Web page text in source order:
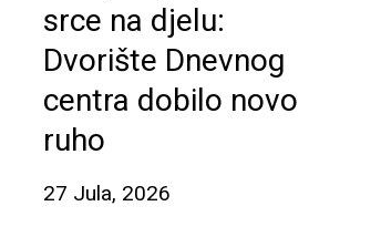
srce na djelu:
Dvorište Dnevnog
centra dobilo novo
ruho
27 Jula, 2026